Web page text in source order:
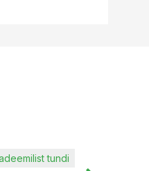
tundi